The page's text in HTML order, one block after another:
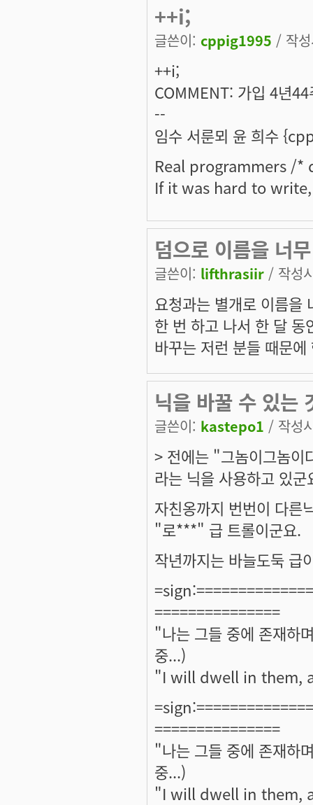
++i;
글쓴이: cppig1995 / 작
++i;
COMMENT: 가입 4년
--
임수 서룬뫼 윤 희수
Real programmers /
If it was hard to
덤으로 이름을 너무
글쓴이: lifthrasiir / 작성
요청과는 별개로 이름을
한 번 하고 나서 한 달
바꾸는 저런 분들 때문
닉을 바꿀 수 있는
글쓴이: kastepo1 / 작성
> 전에는 "그놈이그놈
라는 닉을 사용하고 있군
자친옹까지 번번이 다른
"로***" 급 트롤이군요.
작년까지는 바늘도둑 급
===============
"나는 그들 중에 존재하
중...)
"I will dwell in them,
===============
"나는 그들 중에 존재하
중...)
"I will dwell in them,